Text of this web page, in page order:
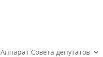
Аппарат Совета депутатов